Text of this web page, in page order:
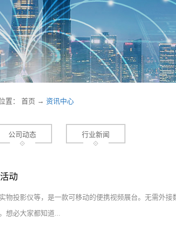
置： 首页 → 资讯中心
公司动态 行业新闻
动
物投影仪等，是一款可移动的便携视频展台。无需外
想必大家都知道...